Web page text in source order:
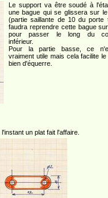
Le support va être soudé à
une bague qui se glissera sur
(partie saillante de 10 du porte
faudra reprendre cette bague
pour passer le long du
inférieur.
Pour la partie basse, ce
vraiment utile mais cela facilite le
bien d'équerre.
un plat fait l'affaire.